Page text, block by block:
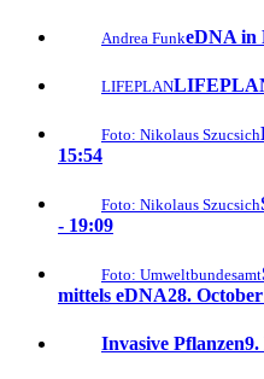
Andrea FunkeDNA in
LIFEPLAN
Foto: Nikolaus Szucsich
15:54
Foto: Nikolaus Szucsich
- 19:09
Foto: Umweltbundesamt
mittels eDNA28.
Invasive Pflanzen9.